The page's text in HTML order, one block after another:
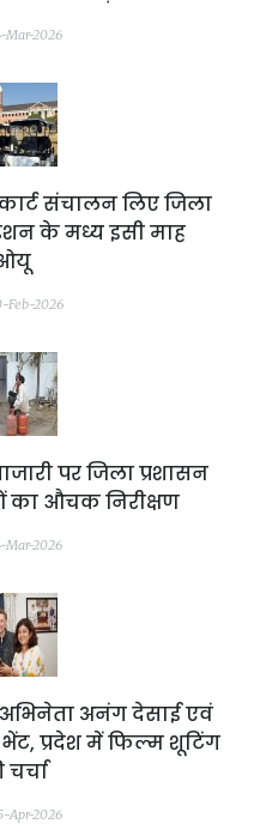
Mar-2026
संचालन लिए जिला
के मध्य इसी माह
Feb-2026
पर जिला प्रशासन
का औचक निरीक्षण
Mar-2026
अनंग देसाई एवं
भेंट, प्रदेश में फिल्म शूटिंग
Apr-2026